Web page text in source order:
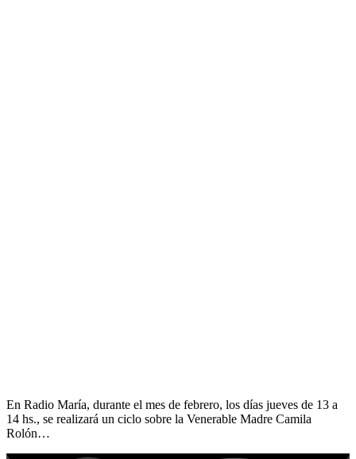
En Radio María, durante el mes de febrero, los días jueves de 13 a
14 hs., se realizará un ciclo sobre la Venerable Madre Camila
Rolón…